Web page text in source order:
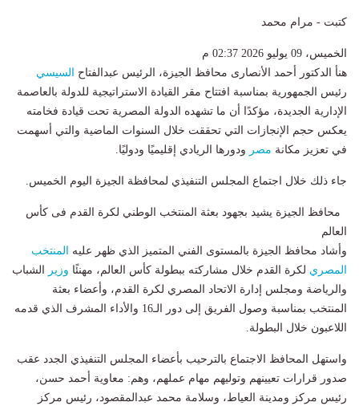
كتبت - مرام محمد
الخميس، 09 يوليو 2026 02:37 م
هنأ الدكتور أحمد الأنصارى محافظ الجيزة، الرئيس عبدالفتاح
السيسي
رئيس الجمهورية بمناسبة افتتاح مقر القيادة الاستراتيجية للدولة بالعاصمة
الإدارية الجديدة، مؤكدًا أن ما تشهده الدولة المصرية تحت قيادة فخامته
يعكس حجم الإنجازات التي تحققت خلال السنوات الماضية والتي أسهمت
في تعزيز مكانة مصر ودورها الريادي إقليميًا ودوليًا.
جاء ذلك خلال اجتماع المجلس التنفيذي لمحافظة الجيزة اليوم الخميس.
محافظ الجيزة يشيد بجهود بعثة المنتخب الوطني لكرة القدم فى كأس
العالم
وأشاد محافظ الجيزة بالمستوى الفني المتميز الذي ظهر عليه
المنتخب
المصري لكرة القدم خلال مشاركته ببطولة كأس العالم، مهنئًا وزير
الشباب
والرياضة ومجلس إدارة الاتحاد المصري لكرة القدم، وأعضاء بعثة
المنتخب بمناسبة وصول الفريق إلى دور الـ16 والأداء المشرف الذي قدمه
اللاعبون خلال البطولة.
واستهل المحافظ الاجتماع بالترحيب بأعضاء المجلس التنفيذي الجدد عقب
صدور قرارات تعيينهم وتوليهم مهام عملهم، وهم: معاوية أحمد حسن،
رئيس مركز ومدينة العياط، وسلامة محمد عبدالمقصود، رئيس مركز